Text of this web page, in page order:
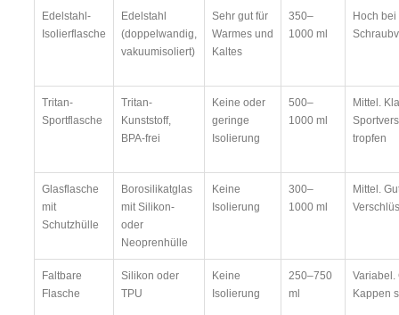
Edelstahl-
Isolierflasche
Edelstahl
(doppelwandig,
vakuumisoliert)
Sehr gut für
Warmes und
Kaltes
350–
1000 ml
Hoch bei
Tritan-
Sportflasche
Tritan-
Kunststoff,
BPA-frei
Keine oder
geringe
Isolierung
500–
1000 ml
Mittel.
tropfen
Glasflasche
mit
Schutzhülle
Borosilikatglas
mit Silikon-
oder
Neoprenhülle
Keine
Isolierung
300–
1000 ml
Mittel.
Faltbare
Flasche
Silikon oder
TPU
Keine
Isolierung
250–750
ml
Variabel.
Kappen